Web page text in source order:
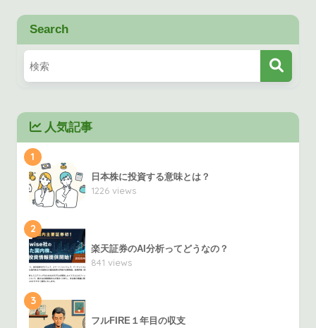
Search
人気記事
1
日本株に投資する意味とは？
1226 views
2
楽天証券のAI分析ってどうなの？
841 views
3
フルFIRE１年目の収支